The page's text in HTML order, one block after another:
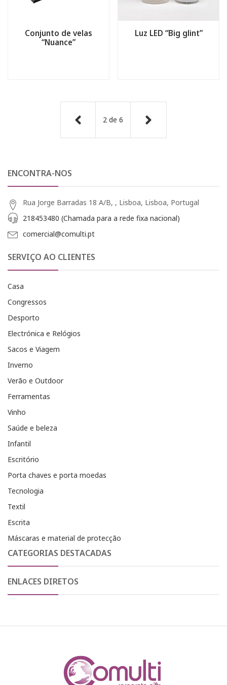
Conjunto de velas
“Nuance”
Luz LED “Big glint”
2 de 6
ENCONTRA-NOS
Rua Jorge Barradas 18 A/B, , Lisboa, Lisboa, Portugal
218453480 (Chamada para a rede fixa nacional)
comercial@comulti.pt
SERVIÇO AO CLIENTES
Casa
Congressos
Desporto
Electrónica e Relógios
Sacos e Viagem
Inverno
Verão e Outdoor
Ferramentas
Vinho
Saúde e beleza
Infantil
Escritório
Porta chaves e porta moedas
Tecnologia
Textil
Escrita
Máscaras e material de protecção
CATEGORIAS DESTACADAS
ENLACES DIRETOS